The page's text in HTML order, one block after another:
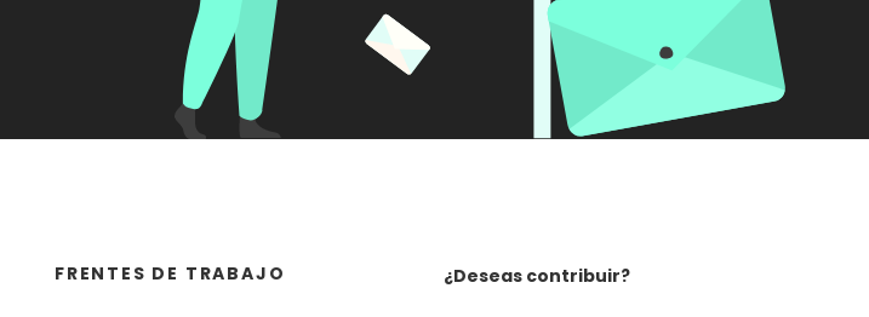
FRENTES DE TRABAJO ¿Deseas contribuir?